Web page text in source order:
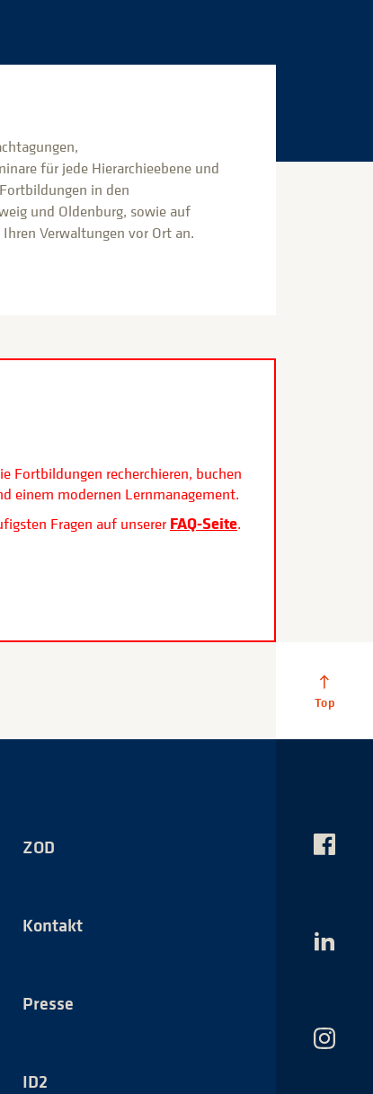
für jede Hierarchieebene und
in den
und Oldenburg, sowie auf
Verwaltungen vor Ort an.
Fortbildungen recherchieren, buchen
einem modernen Lernmanagement.
Fragen auf unserer FAQ-Seite.
ZOD
Kontakt
Presse
ID2
Das
Das
Das